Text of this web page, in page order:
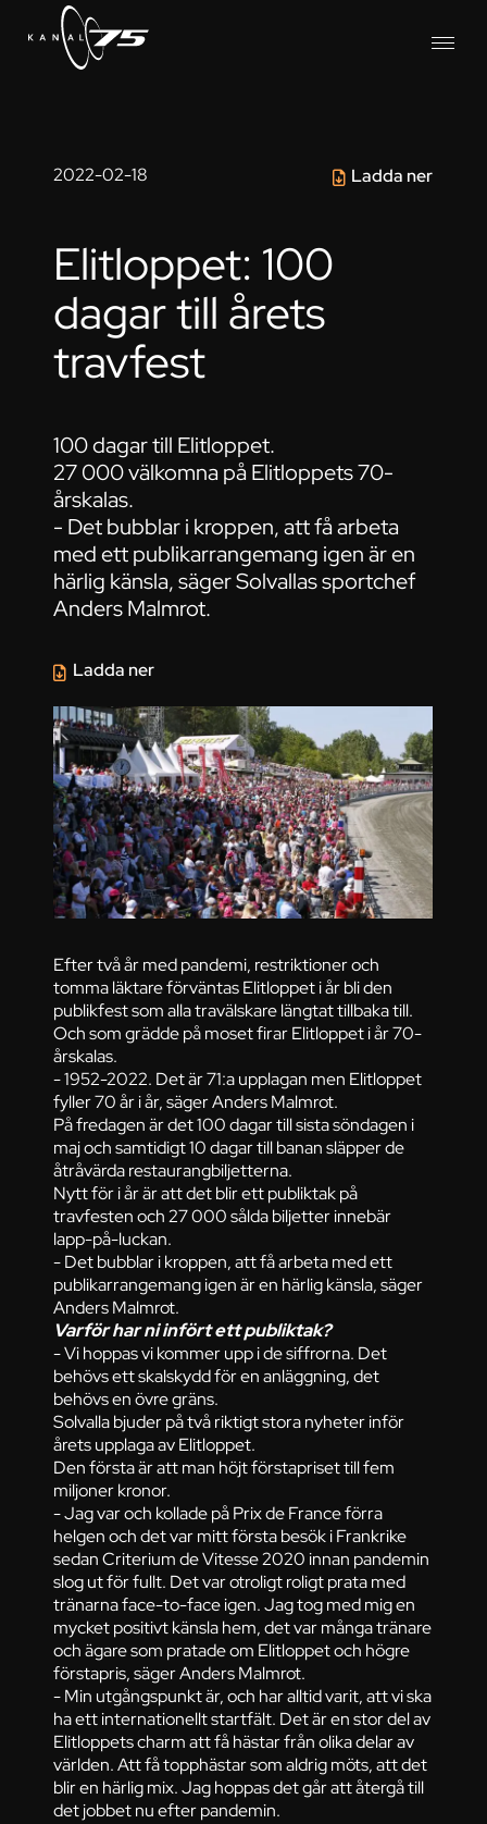
2022-02-18 Ladda ner
Elitloppet: 100
dagar till årets
travfest
100 dagar till Elitloppet.
27 000 välkomna på Elitloppets 70-
årskalas.
- Det bubblar i kroppen, att få arbeta
med ett publikarrangemang igen är en
härlig känsla, säger Solvallas sportchef
Anders Malmrot.
Efter två år med pandemi, restriktioner och
tomma läktare förväntas Elitloppet i år bli den
publikfest som alla travälskare längtat tillbaka till.
Och som grädde på moset firar Elitloppet i år 70-
årskalas.
- 1952-2022. Det är 71:a upplagan men Elitloppet
fyller 70 år i år, säger Anders Malmrot.
På fredagen är det 100 dagar till sista söndagen i
maj och samtidigt 10 dagar till banan släpper de
åtråvärda restaurangbiljetterna.
Nytt för i år är att det blir ett publiktak på
travfesten och 27 000 sålda biljetter innebär
lapp-på-luckan.
- Det bubblar i kroppen, att få arbeta med ett
publikarrangemang igen är en härlig känsla, säger
Anders Malmrot.
Varför har ni infört ett publiktak?
- Vi hoppas vi kommer upp i de siffrorna. Det
behövs ett skalskydd för en anläggning, det
behövs en övre gräns.
Solvalla bjuder på två riktigt stora nyheter inför
årets upplaga av Elitloppet.
Den första är att man höjt förstapriset till fem
miljoner kronor.
- Jag var och kollade på Prix de France förra
helgen och det var mitt första besök i Frankrike
sedan Criterium de Vitesse 2020 innan pandemin
slog ut för fullt. Det var otroligt roligt prata med
tränarna face-to-face igen. Jag tog med mig en
mycket positivt känsla hem, det var många tränare
och ägare som pratade om Elitloppet och högre
förstapris, säger Anders Malmrot.
- Min utgångspunkt är, och har alltid varit, att vi ska
ha ett internationellt startfält. Det är en stor del av
Elitloppets charm att få hästar från olika delar av
världen. Att få topphästar som aldrig möts, att det
blir en härlig mix. Jag hoppas det går att återgå till
det jobbet nu efter pandemin.
Ladda ner